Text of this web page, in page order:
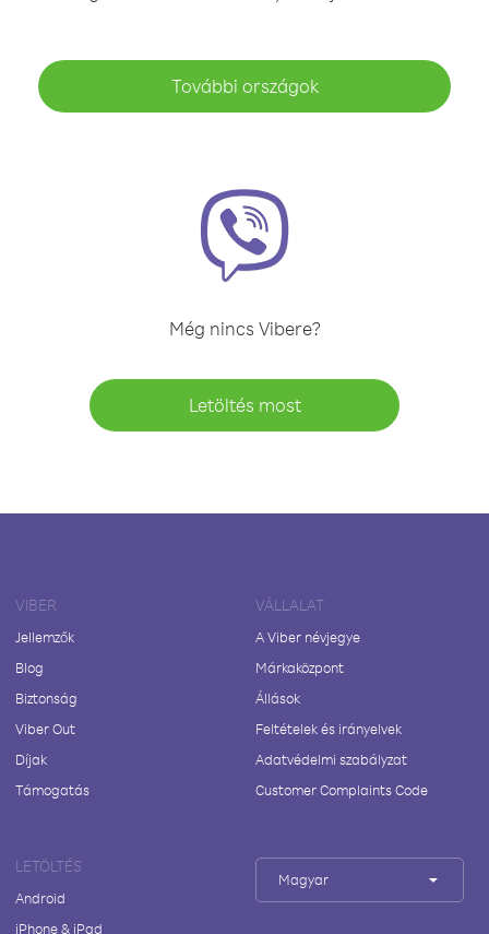
További országok
Még nincs Vibere?
Letöltés most
VIBER
Jellemzők
Blog
Biztonság
Viber Out
Díjak
Támogatás
VÁLLALAT
A Viber névjegye
Márkaközpont
Állások
Feltételek és irányelvek
Adatvédelmi szabályzat
Customer Complaints Code
LETÖLTÉS
Android
iPhone & iPad
Magyar